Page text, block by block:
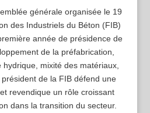
générale organisée le 19
des Industriels du Béton (FIB)
année de présidence de
de la préfabrication,
mixité des matériaux,
de la FIB défend une
revendique un rôle croissant
dans la transition du secteur.